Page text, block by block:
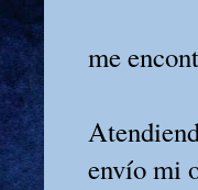
me
envío mi